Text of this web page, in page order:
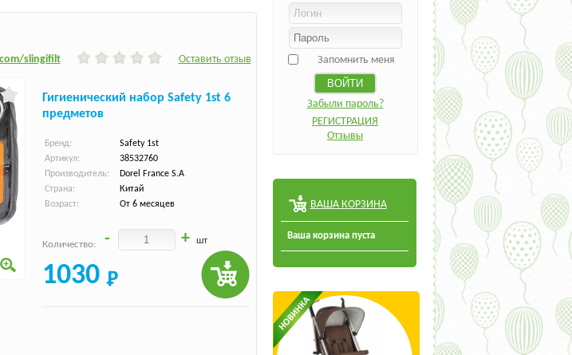
slingifilt Оставить отзыв
Гигиенический набор Safety 1st 6
предметов
Бренд:
Safety 1st
Артикул:
38532760
Производитель:
Dorel France S.A
Страна:
Китай
Возраст:
От 6 месяцев
Количество: - + шт
1030
Запомнить меня
Забыли пароль?
РЕГИСТРАЦИЯ
Отзывы
ВАША КОРЗИНА
Ваша корзина пуста